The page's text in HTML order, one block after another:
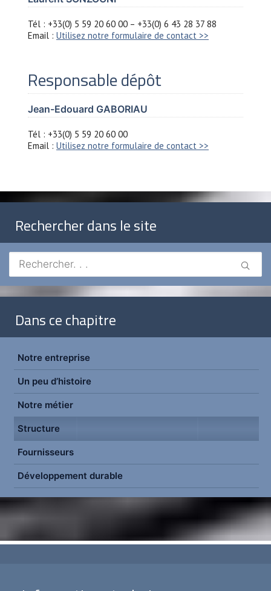
Tél : +33(0) 5 59 20 60 00 – +33(0) 6 43 28 37 88
Email : Utilisez notre formulaire de contact >>
Responsable dépôt
Jean-Edouard GABORIAU
Tél : +33(0) 5 59 20 60 00
Email : Utilisez notre formulaire de contact >>
Rechercher dans le site
Dans ce chapitre
Notre entreprise
Un peu d’histoire
Notre métier
Structure
Fournisseurs
Développement durable